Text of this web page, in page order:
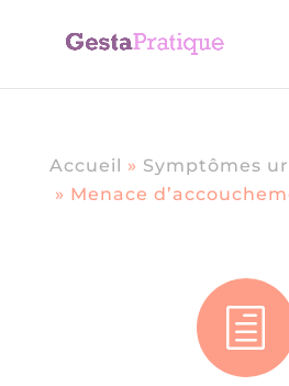
Accueil » Symptômes
» Menace
h